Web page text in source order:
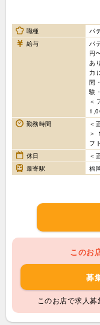
職種
パ
給与
パ
円
あ
力
間
験
＜
勤務時間
＜
＞
フ
休日
＜
最寄駅
福
このお
募
このお店で求人